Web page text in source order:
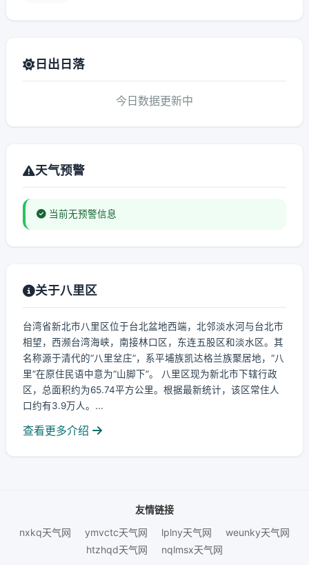
日出日落
今日数据更新中
天气预警
当前无预警信息
关于八里区
台湾省新北市八里区位于台北盆地西端，北邻淡水河与台北市
相望，西濒台湾海峡，南接林口区，东连五股区和淡水区。其
名称源于清代的“八里坌庄”，系平埔族凯达格兰族聚居地，“八
里”在原住民语中意为“山脚下”。 八里区现为新北市下辖行政
区，总面积约为65.74平方公里。根据最新统计，该区常住人
口约有3.9万人。...
查看更多介绍
友情链接
nxkq天气网
ymvctc天气网 lplny天气网
weunky天气网
htzhqd天气网
nqlmsx天气网